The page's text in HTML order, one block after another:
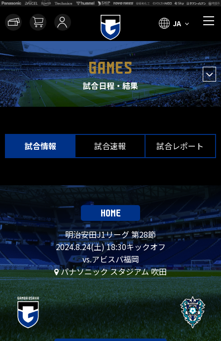
JA
GAMES
試合日程・結果
試合情報 試合速報 試合レポート
HOME
明治安田J1リーグ 第28節
2024.8.24(土) 18:30キックオフ
vs.アビスパ福岡
パナソニック スタジアム 吹田